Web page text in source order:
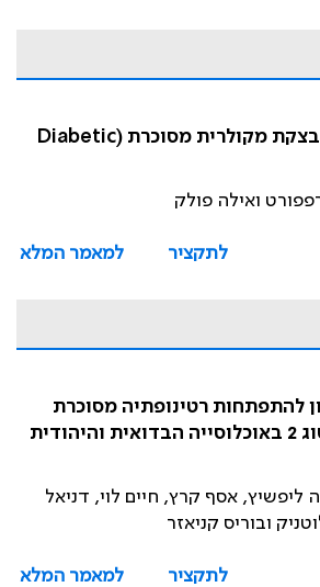
הטיפול בחולים עם בצקת מקולרית מסוכרת (Diabetic
ואילה פולק
לתקציר
למאמר המלא
להתפתחות רטינופתיה מסוכרת
בקרב חולי סוכרת סוג 2 באוכלוסייה הבדואית והיהודית
ליפשיץ, אסף קרץ, חיים לוי, דניאל
ובוריס קניאזר
לתקציר
למאמר המלא